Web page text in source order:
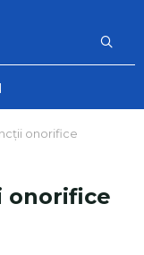
onorifice
onorifice